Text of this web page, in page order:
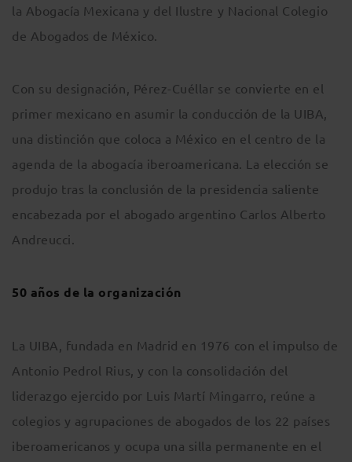
la Abogacía Mexicana y del Ilustre y Nacional Colegio
de Abogados de México.
Con su designación, Pérez-Cuéllar se convierte en el
primer mexicano en asumir la conducción de la UIBA,
una distinción que coloca a México en el centro de la
agenda de la abogacía iberoamericana. La elección se
produjo tras la conclusión de la presidencia saliente
encabezada por el abogado argentino Carlos Alberto
Andreucci.
50 años de la organización
La UIBA, fundada en Madrid en 1976 con el impulso de
Antonio Pedrol Rius, y con la consolidación del
liderazgo ejercido por Luis Martí Mingarro, reúne a
colegios y agrupaciones de abogados de los 22 países
iberoamericanos y ocupa una silla permanente en el